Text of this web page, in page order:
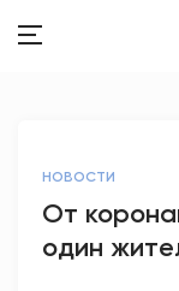
НОВОСТИ
От
один